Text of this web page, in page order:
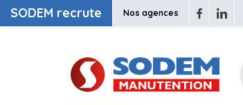
SODEM recrute Nos agences